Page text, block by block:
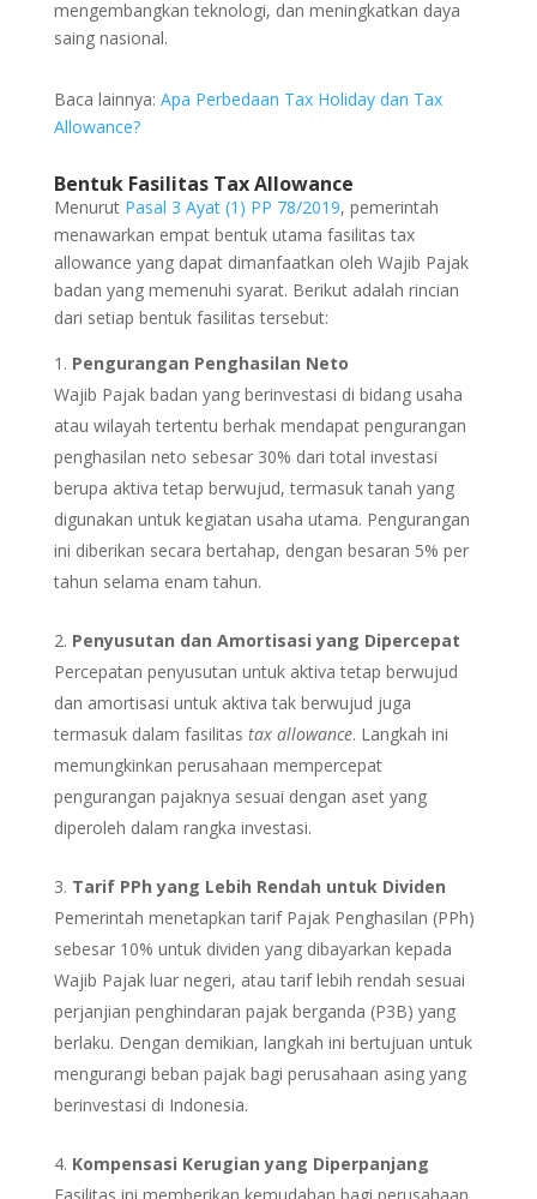
mengembangkan teknologi, dan meningkatkan daya
saing nasional.
Baca lainnya: Apa Perbedaan Tax Holiday dan Tax
Allowance?
Bentuk Fasilitas Tax Allowance
Menurut Pasal 3 Ayat (1) PP 78/2019, pemerintah
menawarkan empat bentuk utama fasilitas tax
allowance yang dapat dimanfaatkan oleh Wajib Pajak
badan yang memenuhi syarat. Berikut adalah rincian
dari setiap bentuk fasilitas tersebut:
Pengurangan Penghasilan Neto
Wajib Pajak badan yang berinvestasi di bidang usaha
atau wilayah tertentu berhak mendapat pengurangan
penghasilan neto sebesar 30% dari total investasi
berupa aktiva tetap berwujud, termasuk tanah yang
digunakan untuk kegiatan usaha utama. Pengurangan
ini diberikan secara bertahap, dengan besaran 5% per
tahun selama enam tahun.
Penyusutan dan Amortisasi yang Dipercepat
Percepatan penyusutan untuk aktiva tetap berwujud
dan amortisasi untuk aktiva tak berwujud juga
termasuk dalam fasilitas tax allowance. Langkah ini
memungkinkan perusahaan mempercepat
pengurangan pajaknya sesuai dengan aset yang
diperoleh dalam rangka investasi.
Tarif PPh yang Lebih Rendah untuk Dividen
Pemerintah menetapkan tarif Pajak Penghasilan (PPh)
sebesar 10% untuk dividen yang dibayarkan kepada
Wajib Pajak luar negeri, atau tarif lebih rendah sesuai
perjanjian penghindaran pajak berganda (P3B) yang
berlaku. Dengan demikian, langkah ini bertujuan untuk
mengurangi beban pajak bagi perusahaan asing yang
berinvestasi di Indonesia.
Kompensasi Kerugian yang Diperpanjang
Fasilitas ini memberikan kemudahan bagi perusahaan